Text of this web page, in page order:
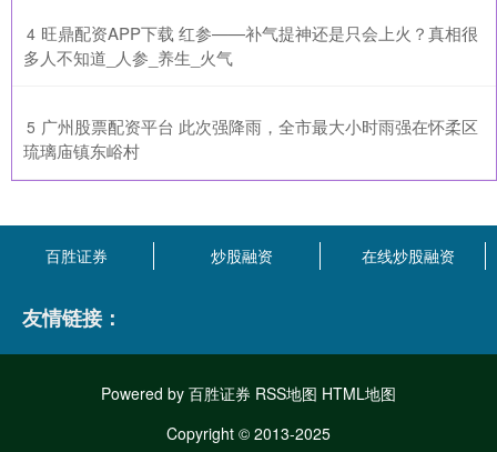
4 ​旺鼎配资APP下载 红参——补气提神还是只会上火？真相很
多人不知道_人参_养生_火气
5 ​广州股票配资平台 此次强降雨，全市最大小时雨强在怀柔区
琉璃庙镇东峪村
百胜证券 炒股融资 在线炒股融资
友情链接：
Powered by 百胜证券 RSS地图 HTML地图
Copyright © 2013-2025